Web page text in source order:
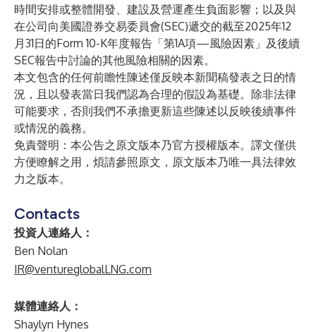
時間安排或整體開發、建設及營運產生負面影響；以及與
在公司向美國證券交易委員會(SEC)遞交的截至2025年12
月31日的Form 10-K年度報告「第1A項—風險因素」及後續
SEC報告中討論的其他風險相關的因素。
本文包含的任何前瞻性陳述僅反映本新聞稿發表之日的情
況，且以發表當日我們認為合理的假設為基礎。除非法律
可能要求，否則我們不承擔更新這些陳述以反映後續事件
或情況的義務。
免責聲明：本公告之原文版本乃官方授權版本。譯文僅供
方便瞭解之用，煩請參照原文，原文版本乃唯一具法律效
力之版本。
Contacts
投資人連絡人：
Ben Nolan
IR@ventureglobalLNG.com
媒體連絡人：
Shaylyn Hynes